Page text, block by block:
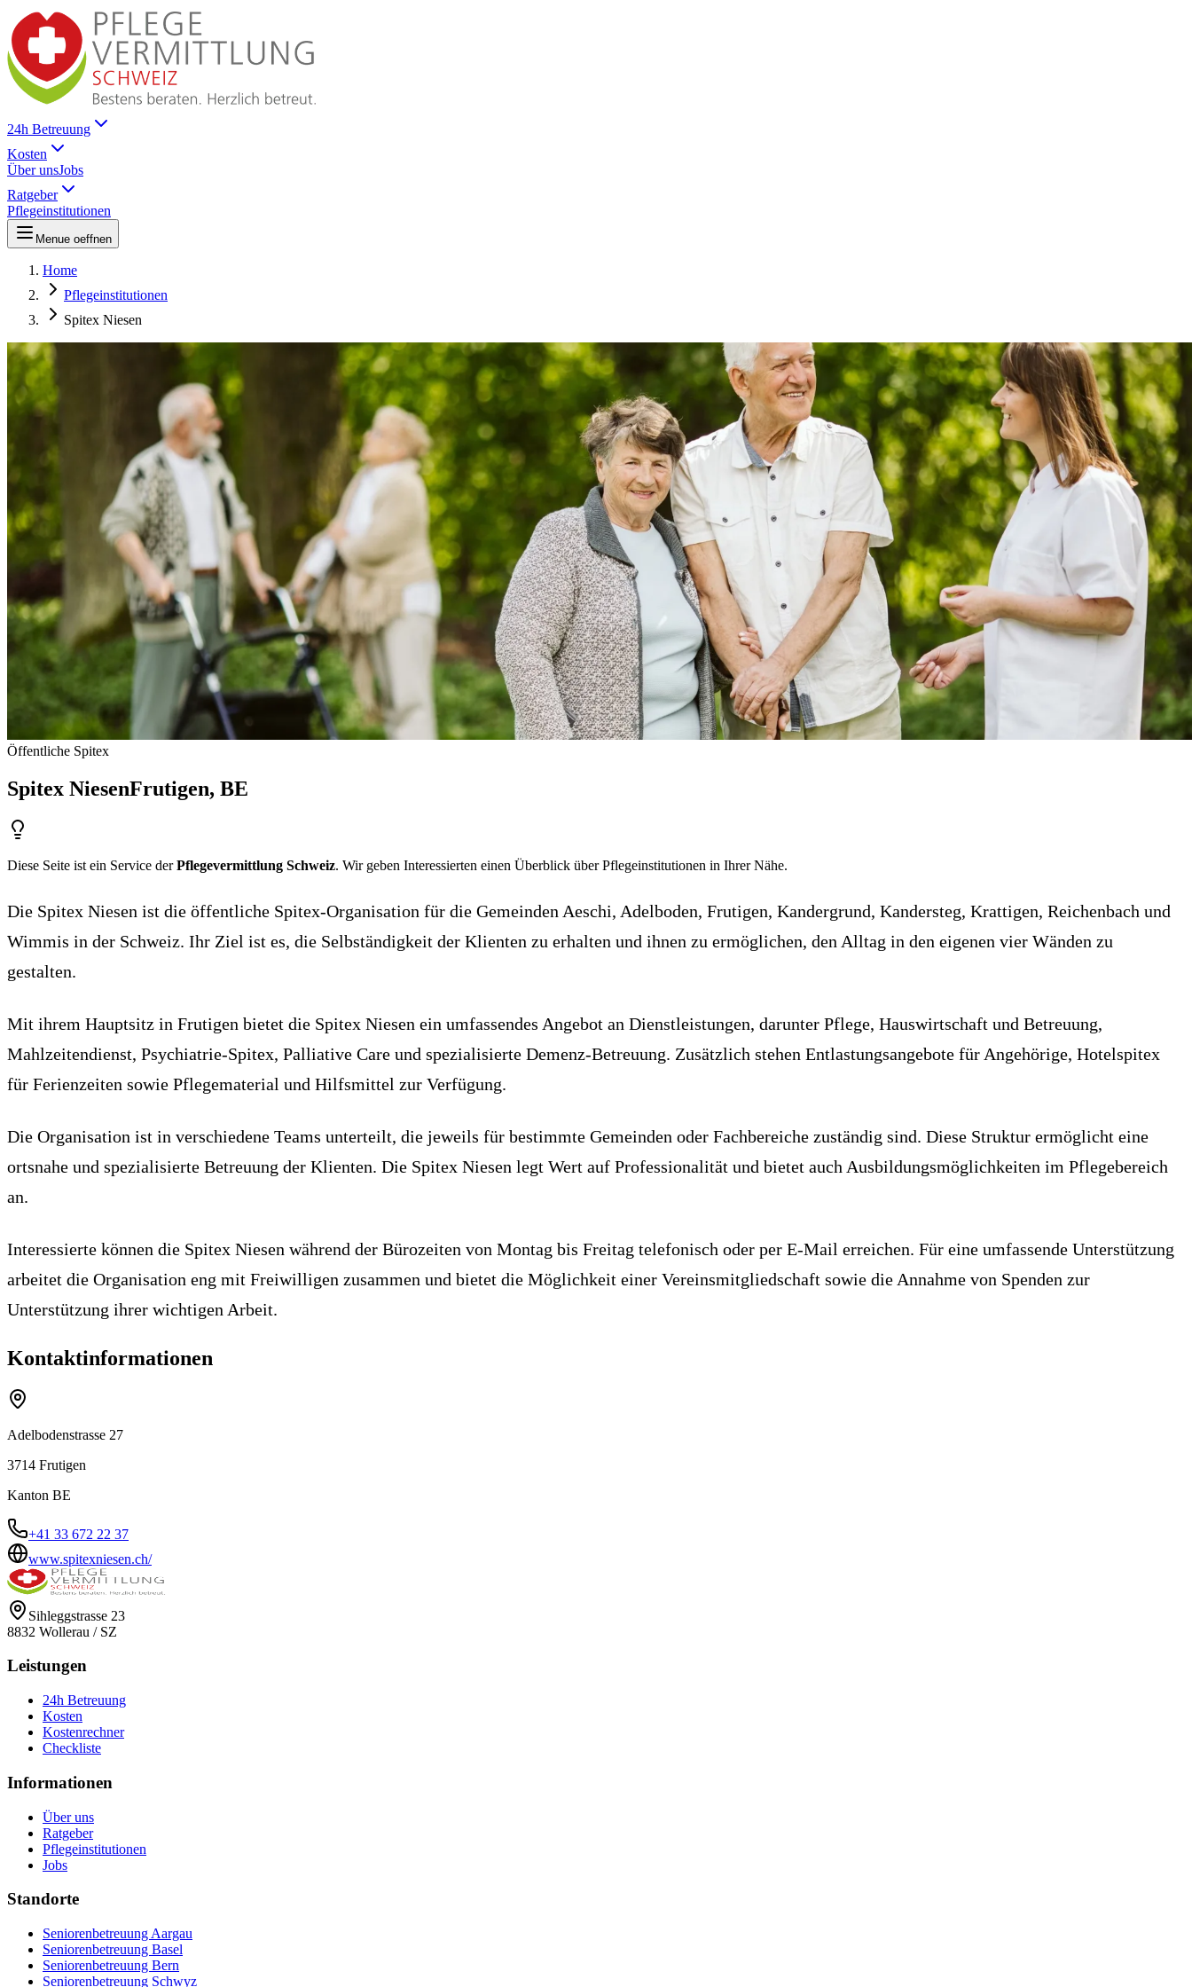
24h Betreuung
Kosten
Über unsJobs
Ratgeber
Pflegeinstitutionen
Menue oeffnen
Home
Pflegeinstitutionen
Spitex Niesen
Öffentliche Spitex
Spitex NiesenFrutigen, BE
Diese Seite ist ein Service derPflegevermittlung Schweiz. Wir geben Interessierten einen Überblick über Pflegeinstitutionen in Ihrer Nähe.
Die Spitex Niesen ist die öffentliche Spitex-Organisation für die Gemeinden Aeschi, Adelboden, Frutigen, Kandergrund, Kandersteg, Krattigen, Reichenbach und
Wimmis in der Schweiz. Ihr Ziel ist es, die Selbständigkeit der Klienten zu erhalten und ihnen zu ermöglichen, den Alltag in den eigenen vier Wänden zu
gestalten.
Mit ihrem Hauptsitz in Frutigen bietet die Spitex Niesen ein umfassendes Angebot an Dienstleistungen, darunter Pflege, Hauswirtschaft und Betreuung,
Mahlzeitendienst, Psychiatrie-Spitex, Palliative Care und spezialisierte Demenz-Betreuung. Zusätzlich stehen Entlastungsangebote für Angehörige, Hotelspitex
für Ferienzeiten sowie Pflegematerial und Hilfsmittel zur Verfügung.
Die Organisation ist in verschiedene Teams unterteilt, die jeweils für bestimmte Gemeinden oder Fachbereiche zuständig sind. Diese Struktur ermöglicht eine
ortsnahe und spezialisierte Betreuung der Klienten. Die Spitex Niesen legt Wert auf Professionalität und bietet auch Ausbildungsmöglichkeiten im Pflegebereich
an.
Interessierte können die Spitex Niesen während der Bürozeiten von Montag bis Freitag telefonisch oder per E-Mail erreichen. Für eine umfassende Unterstützung
arbeitet die Organisation eng mit Freiwilligen zusammen und bietet die Möglichkeit einer Vereinsmitgliedschaft sowie die Annahme von Spenden zur
Unterstützung ihrer wichtigen Arbeit.
Kontaktinformationen
Adelbodenstrasse 27
3714 Frutigen
Kanton BE
+41 33 672 22 37
www.spitexniesen.ch/
Sihleggstrasse 23
8832 Wollerau / SZ
Leistungen
24h Betreuung
Kosten
Kostenrechner
Checkliste
Informationen
Über uns
Ratgeber
Pflegeinstitutionen
Jobs
Standorte
Seniorenbetreuung Aargau
Seniorenbetreuung Basel
Seniorenbetreuung Bern
Seniorenbetreuung Schwyz